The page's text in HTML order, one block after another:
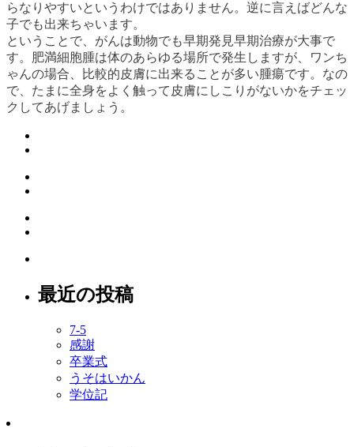
らなりやすいというわけではありません。逆に言えばどんな
子でも出来ちゃいます。
ということで、がんは動物でも早期発見早期治療が大事で
す。肥満細胞腫は体のあらゆる場所で発生しますが、ワンち
ゃんの場合、比較的皮膚に出来ることが多い腫瘍です。なの
で、たまに全身をよく触って皮膚にしこりがないかをチェッ
クしてあげましょう。
最近の投稿
7-5
感謝
卒業式
うそはいかん
学位記